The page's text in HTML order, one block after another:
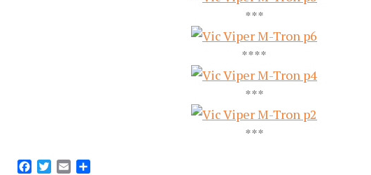
***
****
***
***
FacebookTwitter
Email